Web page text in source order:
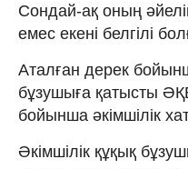
Сондай-ақ оның
емес екені белгілі
Аталған дерек
бұзушыға қатысты
бойынша әкімшілік
Әкімшілік құқық